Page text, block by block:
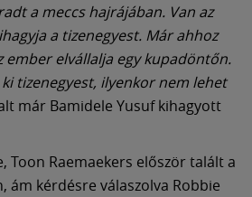
a meccs hajrájában. Van az
a tizenegyest. Már ahhoz
ember elvállalja egy kupadöntőn.
tizenegyest, ilyenkor nem lehet
már Bamidele Yusuf kihagyott
Toon Raemaekers először talált a
ám kérdésre válaszolva Robbie